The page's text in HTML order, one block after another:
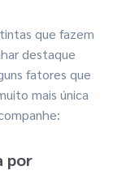
que fazem
destaque
fatores que
mais única
por